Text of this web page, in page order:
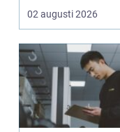
vardagen, ett s...
02 augusti 2026